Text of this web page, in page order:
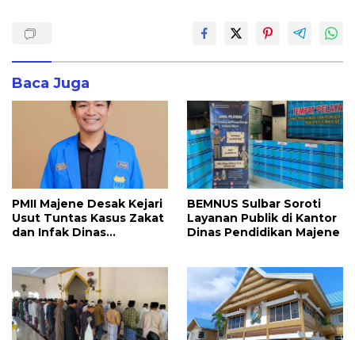
Baca Juga
PMII Majene Desak Kejari
Usut Tuntas Kasus Zakat
dan Infak Dinas
BEMNUS Sulbar Soroti
Layanan Publik di Kantor
Dinas Pendidikan Majene